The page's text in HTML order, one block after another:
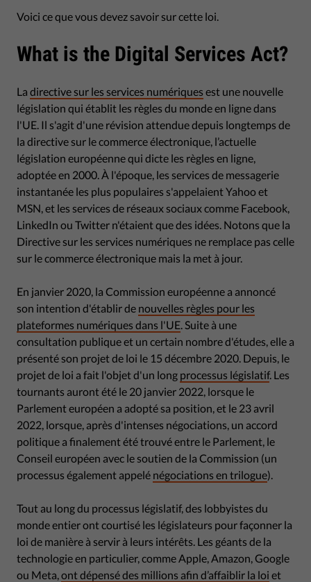
Voici ce que vous devez savoir sur cette loi.
What is the Digital Services Act?
La directive sur les services numériques est une nouvelle
législation qui établit les règles du monde en ligne dans
l'UE. Il s'agit d'une révision attendue depuis longtemps de
la directive sur le commerce électronique, l’actuelle
législation européenne qui dicte les règles en ligne,
adoptée en 2000. À l'époque, les services de messagerie
instantanée les plus populaires s'appelaient Yahoo et
MSN, et les services de réseaux sociaux comme Facebook,
LinkedIn ou Twitter n'étaient que des idées. Notons que la
Directive sur les services numériques ne remplace pas celle
sur le commerce électronique mais la met à jour.
En janvier 2020, la Commission européenne a annoncé
son intention d'établir de nouvelles règles pour les
plateformes numériques dans l'UE. Suite à une
consultation publique et un certain nombre d'études, elle a
présenté son projet de loi le 15 décembre 2020. Depuis, le
projet de loi a fait l'objet d'un long processus législatif. Les
tournants auront été le 20 janvier 2022, lorsque le
Parlement européen a adopté sa position, et le 23 avril
2022, lorsque, après d'intenses négociations, un accord
politique a finalement été trouvé entre le Parlement, le
Conseil européen avec le soutien de la Commission (un
processus également appelé négociations en trilogue).
Tout au long du processus législatif, des lobbyistes du
monde entier ont courtisé les législateurs pour façonner la
loi de manière à servir à leurs intérêts. Les géants de la
technologie en particulier, comme Apple, Amazon, Google
ou Meta,ont dépensé des millions afin d’affaiblir la loi et